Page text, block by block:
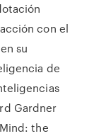
con el
su
de
Gardner
the